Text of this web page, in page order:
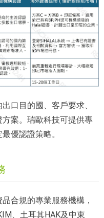
口目的國、客戶要求、
案。瑞歐科技可提供專
優認證策略。
合規的專業服務機構，
、土耳其HAK及中東